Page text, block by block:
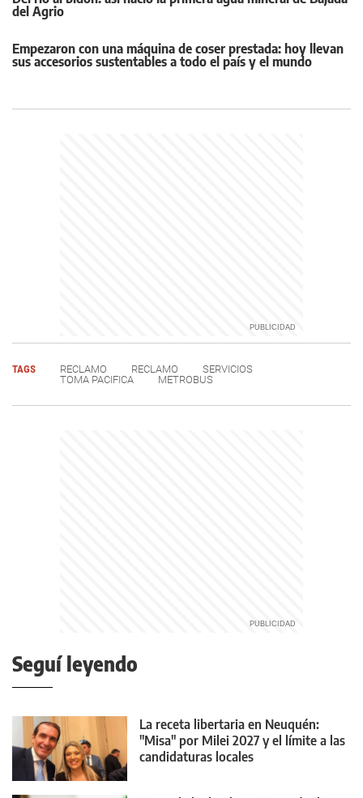
del Agrio
Empezaron con una máquina de coser prestada: hoy llevan
sus accesorios sustentables a todo el país y el mundo
TAGS RECLAMO RECLAMO
SERVICIOS
TOMA PACIFICA
METROBUS
Seguí leyendo
La receta libertaria en Neuquén:
"Misa" por Milei 2027 y el límite a las
candidaturas locales